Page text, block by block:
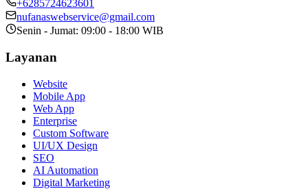
+6285724623601
nufanaswebservice@gmail.com
Senin - Jumat: 09:00 - 18:00 WIB
Layanan
Website
Mobile App
Web App
Enterprise
Custom Software
UI/UX Design
SEO
AI Automation
Digital Marketing